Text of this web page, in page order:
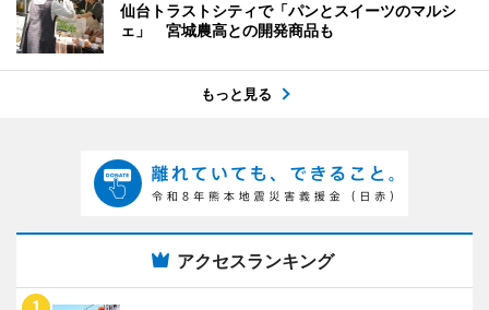
仙台トラストシティで「パンとスイーツのマルシ
ェ」 宮城農高との開発商品も
もっと見る
アクセスランキング